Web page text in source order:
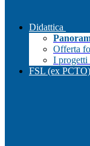
Didattica
Offerta
I progetti
FSL (ex PCTO)